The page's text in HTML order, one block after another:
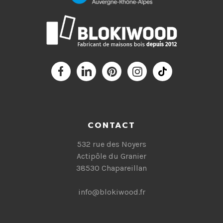
CONTACT
532 rue des Noyers
Actipôle du Granier
38530 Chapareillan
info@blokiwood.fr